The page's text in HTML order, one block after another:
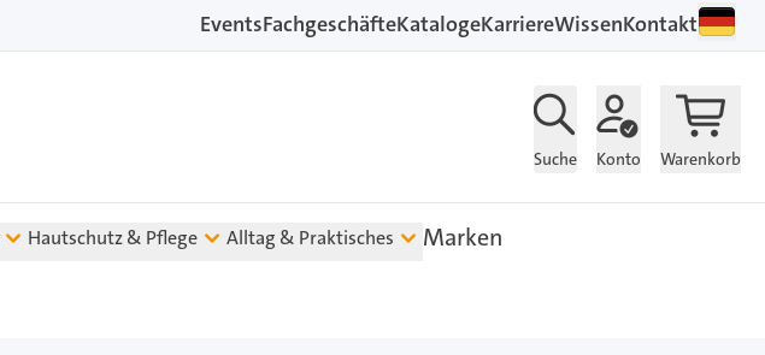
EventsFachgeschäfteKatalogeKarriereWissenKontakt
Suche Konto Warenkorb
Hautschutz & Pflege Alltag & Praktisches Marken